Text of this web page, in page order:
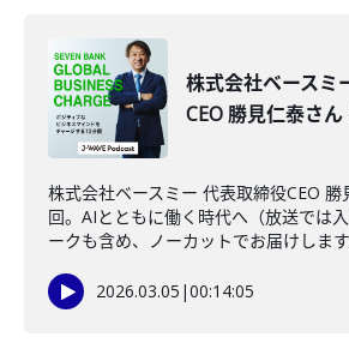
株式会社ベースミ
CEO 勝見仁泰さ
株式会社ベースミー 代表取締役CEO
回。AIとともに働く時代へ（放送では
ークも含め、ノーカットでお届けします
2026.03.05 |00:14:05